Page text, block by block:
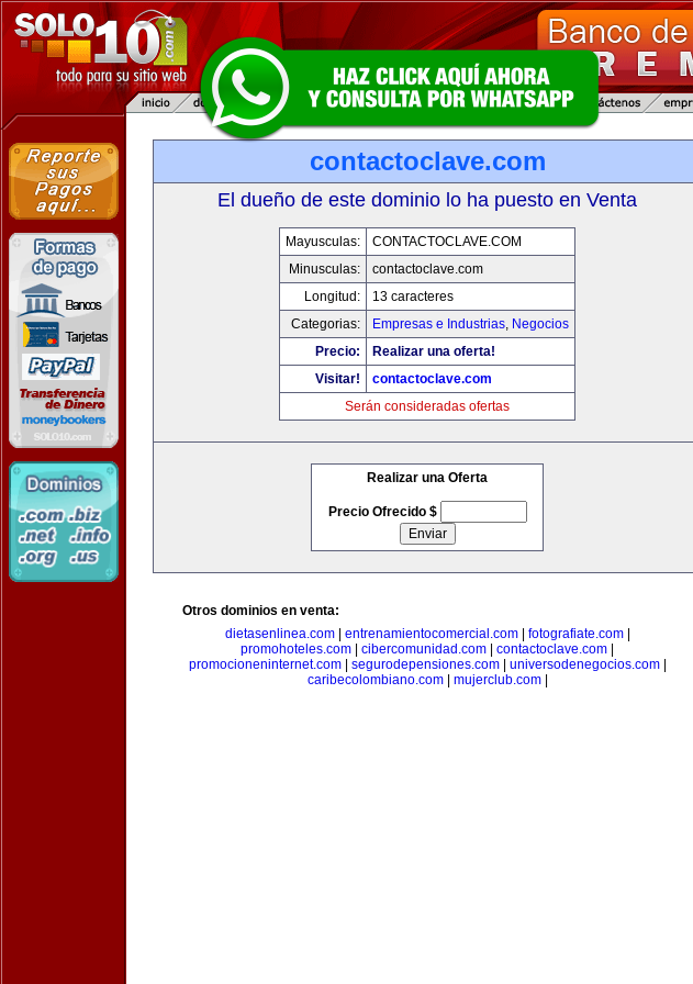
contactoclave.com
El dueño de este dominio lo ha puesto en Venta
Mayusculas:
CONTACTOCLAVE.COM
Minusculas:
contactoclave.com
Longitud:
13 caracteres
Categorias:
Empresas e Industrias, Negocios
Precio:
Realizar una oferta!
Visitar!
contactoclave.com
Serán consideradas ofertas
Realizar una Oferta
Precio Ofrecido $
Otros dominios en venta:
dietasenlinea.com| entrenamientocomercial.com| fotografiate.com|
promohoteles.com
cibercomunidad.com contactoclave.com
promocioneninternet.com| segurodepensiones.com| universodenegocios.com|
caribecolombiano.com| mujerclub.com|